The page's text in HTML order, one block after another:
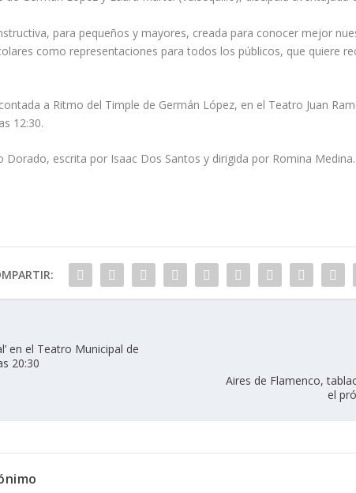
para pequeños y mayores, creada para conocer mejor
como representaciones para todos los públicos, que quiere
a Ritmo del Timple de Germán López, en el Teatro Juan
12:30.
Dorado, escrita por Isaac Dos Santos y dirigida por Romina Medina.
en el Teatro Municipal de
20:30
Aires de Flamenco,
el